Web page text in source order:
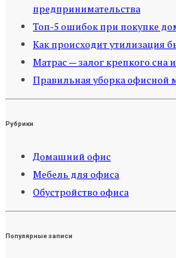
предпринимательства
Топ-5 ошибок при покупке
Как происходит утилизация
Матрас — залог крепкого сна
Правильная уборка офисной
Рубрики
Домашний офис
Мебель для офиса
Обустройство офиса
Популярные записи